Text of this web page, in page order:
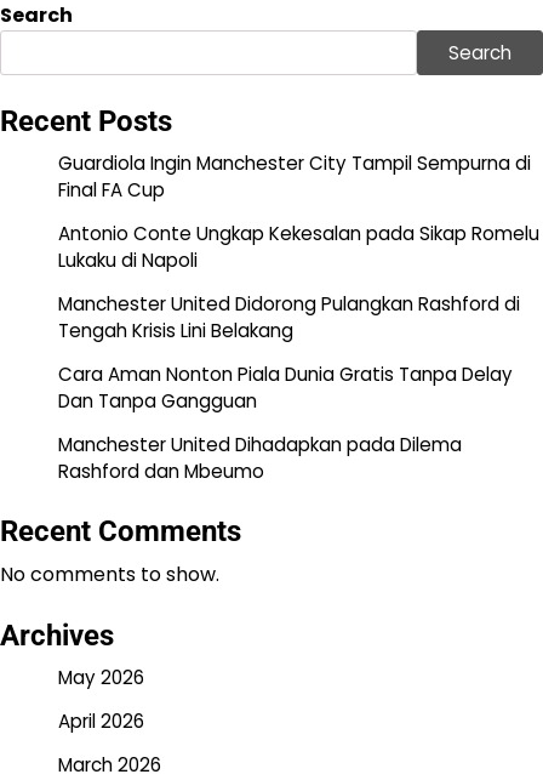
Search
Search
Recent Posts
Guardiola Ingin Manchester City Tampil Sempurna di
Final FA Cup
Antonio Conte Ungkap Kekesalan pada Sikap Romelu
Lukaku di Napoli
Manchester United Didorong Pulangkan Rashford di
Tengah Krisis Lini Belakang
Cara Aman Nonton Piala Dunia Gratis Tanpa Delay
Dan Tanpa Gangguan
Manchester United Dihadapkan pada Dilema
Rashford dan Mbeumo
Recent Comments
No comments to show.
Archives
May 2026
April 2026
March 2026